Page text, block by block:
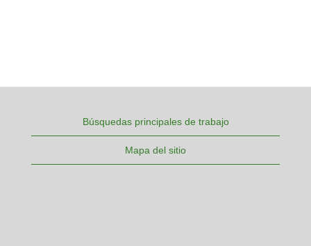
Búsquedas principales de trabajo
Mapa del sitio